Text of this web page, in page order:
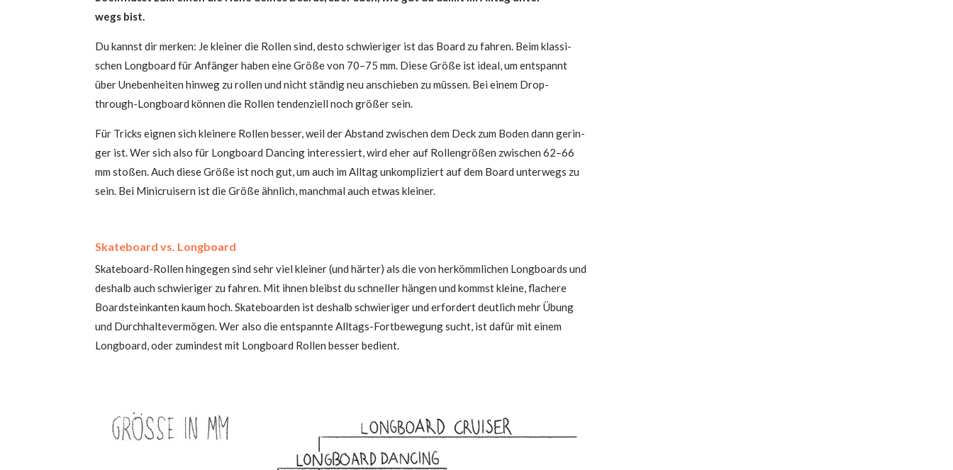
wegs bist.
Du kannst dir mer­ken: Je klei­ner die Rol­len sind, des­to schwie­ri­ger ist das Board zu fah­ren. Beim klas­si­
schen Long­board für Anfän­ger haben eine Grö­ße von 70–75 mm. Die­se Grö­ße ist ide­al, um ent­spannt
über Uneben­hei­ten hin­weg zu rol­len und nicht stän­dig neu anschie­ben zu müs­sen. Bei einem Drop-
through-Long­board kön­nen die Rol­len ten­den­zi­ell noch grö­ßer sein.
Für Tricks eig­nen sich klei­ne­re Rol­len bes­ser, weil der Abstand zwi­schen dem Deck zum Boden dann gerin­
ger ist. Wer sich also für Long­board Dancing inter­es­siert, wird eher auf Rol­len­grö­ßen zwi­schen 62–66
mm sto­ßen. Auch die­se Grö­ße ist noch gut, um auch im All­tag unkom­pli­ziert auf dem Board unter­wegs zu
sein. Bei Mini­crui­sern ist die Grö­ße ähn­lich, manch­mal auch etwas kleiner.
Skate­board vs. Longboard
Skate­board-Rol­len hin­ge­gen sind sehr viel klei­ner (und här­ter) als die von her­kömm­li­chen Long­boards und
des­halb auch schwie­ri­ger zu fah­ren. Mit ihnen bleibst du schnel­ler hän­gen und kommst klei­ne, fla­che­re
Board­stein­kan­ten kaum hoch. Skate­boar­den ist des­halb schwie­ri­ger und erfor­dert deut­lich mehr Übung
und Durch­hal­te­ver­mö­gen. Wer also die ent­spann­te All­tags-Fort­be­we­gung sucht, ist dafür mit einem
Long­board, oder zumin­dest mit Long­board Rol­len bes­ser bedient.